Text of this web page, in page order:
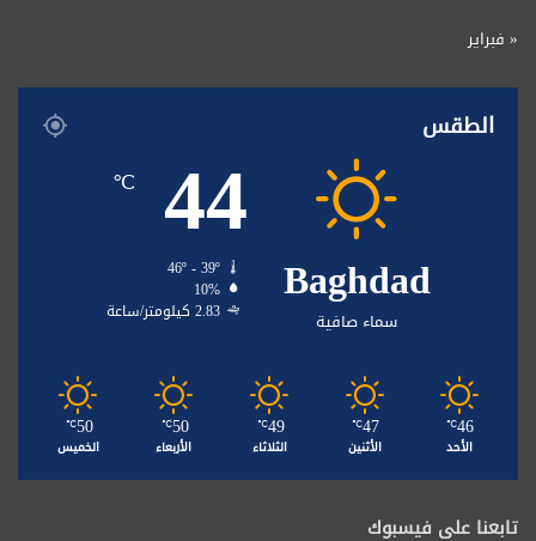
« فبراير
الطقس
Baghdad
سماء صافية
44
℃
46º - 39º
10%
2.83 كيلومتر/ساعة
46
℃
الأحد
47
℃
الأثنين
49
℃
الثلاثاء
50
℃
الأربعاء
50
℃
الخميس
تابعنا على فيسبوك